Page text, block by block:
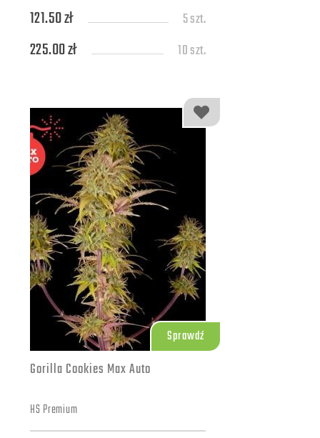
121.50 zł 5 szt.
225.00 zł 10 szt.
Sprawdź
Gorilla Cookies Max Auto
HS Premium